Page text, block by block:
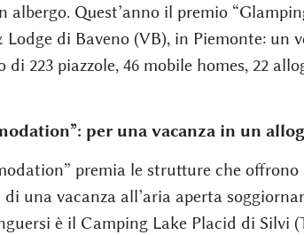
Quest’anno il premio
di Baveno (VB), in Piemonte: un
di 223 piazzole, 46 mobile homes, 22
per una vacanza in un
premia le strutture che
una vacanza all’aria aperta
è il Camping Lake Placid di Silvi